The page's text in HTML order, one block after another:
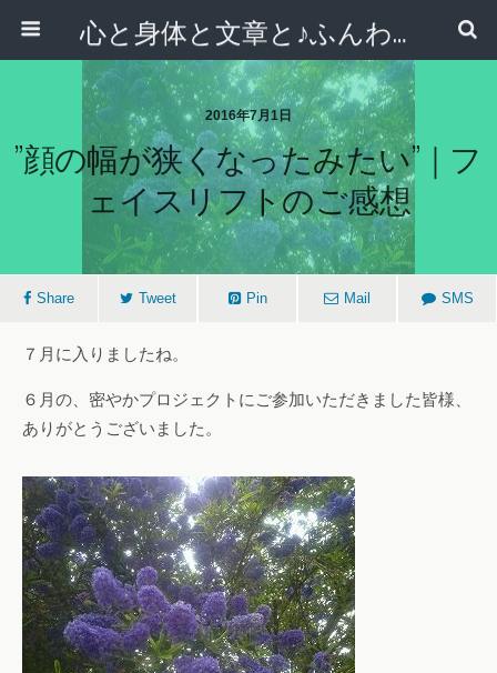
心と身体と文章と♪ふんわりシンプルライフ講座 【西宮・宝塚】
2016年7月1日
”顔の幅が狭くなったみたい”｜フ
ェイスリフトのご感想
Share Tweet Pin Mail SMS
７月に入りましたね。
６月の、密やかプロジェクトにご参加いただきました皆様、
ありがとうございました。